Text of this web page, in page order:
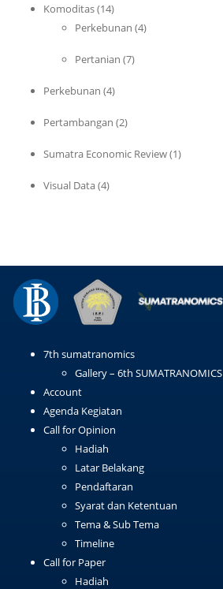
Komoditas(14)
Perkebunan (4)
Pertanian (7)
Perkebunan (4)
Pertambangan (2)
Sumatra Economic Review(1)
Visual Data(4)
7th sumatranomics
Gallery – 6th SUMATRANOMICS
Account
Agenda Kegiatan
Call for Opinion
Hadiah
Latar Belakang
Pendaftaran
Syarat dan Ketentuan
Tema & Sub Tema
Timeline
Call for Paper
Hadiah